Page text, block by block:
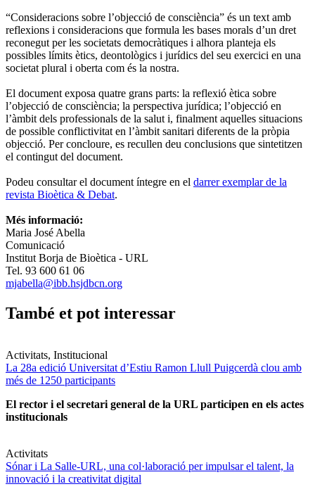
“Consideracions sobre l’objecció de consciència” és un text amb
reflexions i consideracions que formula les bases morals d’un dret
reconegut per les societats democràtiques i alhora planteja els
possibles límits ètics, deontològics i jurídics del seu exercici en una
societat plural i oberta com és la nostra.
El document exposa quatre grans parts: la reflexió ètica sobre
l’objecció de consciència; la perspectiva jurídica; l’objecció en
l’àmbit dels professionals de la salut i, finalment aquelles situacions
de possible conflictivitat en l’àmbit sanitari diferents de la pròpia
objecció. Per concloure, es recullen deu conclusions que sintetitzen
el contingut del document.
Podeu consultar el document íntegre en el darrer exemplar de la
revista Bioètica & Debat.
Més informació:
Maria José Abella
Comunicació
Institut Borja de Bioètica - URL
Tel. 93 600 61 06
mjabella@ibb.hsjdbcn.org
També et pot interessar
Activitats, Institucional
La 28a edició Universitat d’Estiu Ramon Llull Puigcerdà clou amb
més de 1250 participants
El rector i el secretari general de la URL participen en els actes
institucionals
Activitats
Sónar i La Salle-URL, una col·laboració per impulsar el talent, la
innovació i la creativitat digital